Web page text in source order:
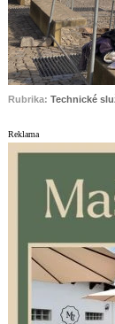
Rubrika: Technické
Reklama